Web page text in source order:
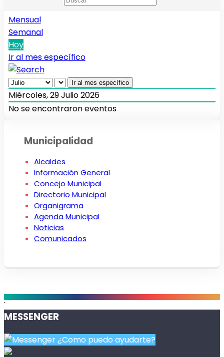
Mensual
Semanal
Hoy
Ir al mes específico
Ir al mes específico
Miércoles, 29 Julio 2026
No se encontraron eventos
Municipalidad
Alcaldes
Información General
Concejo Municipal
Directorio Municipal
Organigrama
Agenda Municipal
Noticias
Comunicados
.
MESSENGER
¿Como puedo ayudarte?